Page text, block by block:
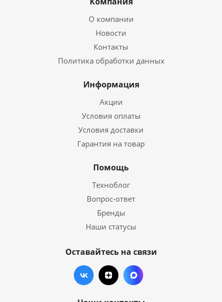
О компании
Новости
Контакты
Политика обработки данных
Информация
Акции
Условия оплаты
Условия доставки
Гарантия на товар
Помощь
Техноблог
Вопрос-ответ
Бренды
Наши статусы
Оставайтесь на связи